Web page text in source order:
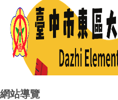
網站導覽